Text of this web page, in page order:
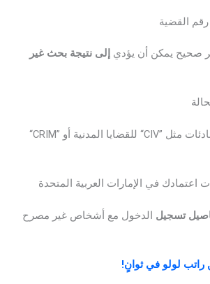
القضية
صحيح يمكن أن يؤدي إلى نتيجة بحث غير
بادئات مثل ”CIV“ للقضايا المدنية أو ”CRIM“
اعتمادك في الإمارات العربية المتحدة
تسجيل الدخول مع أشخاص غير مصرح
راتب لولو في ثوانٍ!